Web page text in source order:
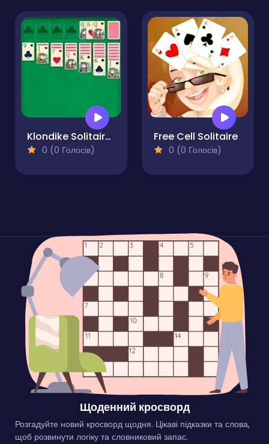
Klondike Solitaire Paradise
0 (0 Голосів)
Free Cell Solitaire
0 (0 Голосів)
Щоденний кросворд
Розгадуйте новий кросворд щодня. Цікаві підказки та слова,
щоб розвинути логіку та словниковий запас.